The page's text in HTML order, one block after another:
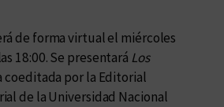
de forma virtual el miércoles
18:00. Se presentará Los
coeditada por la Editorial
de la Universidad Nacional